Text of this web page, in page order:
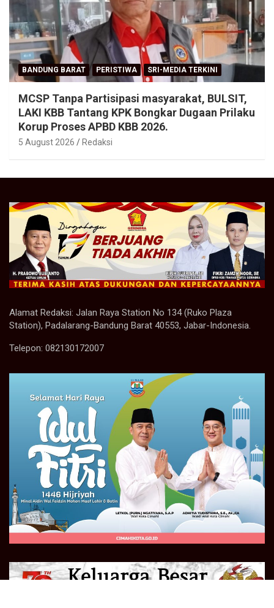
BANDUNG BARAT PERISTIWA SRI-MEDIA TERKINI
MCSP Tanpa Partisipasi masyarakat, BULSIT,
LAKI KBB Tantang KPK Bongkar Dugaan Prilaku
Korup Proses APBD KBB 2026.
5 August 2026 Redaksi
Alamat Redaksi: Jalan Raya Station No 134 (Ruko Plaza
Station), Padalarang-Bandung Barat 40553, Jabar-Indonesia.
Telepon: 082130172007